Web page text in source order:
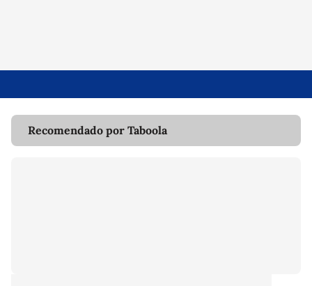
Recomendado por Taboola